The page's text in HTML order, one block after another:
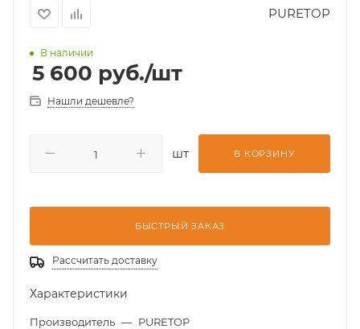
PURETOP
В наличии
5 600 руб./шт
Нашли дешевле?
шт В КОРЗИНУ
БЫСТРЫЙ ЗАКАЗ
Рассчитать доставку
Характеристики
Производитель — PURETOP